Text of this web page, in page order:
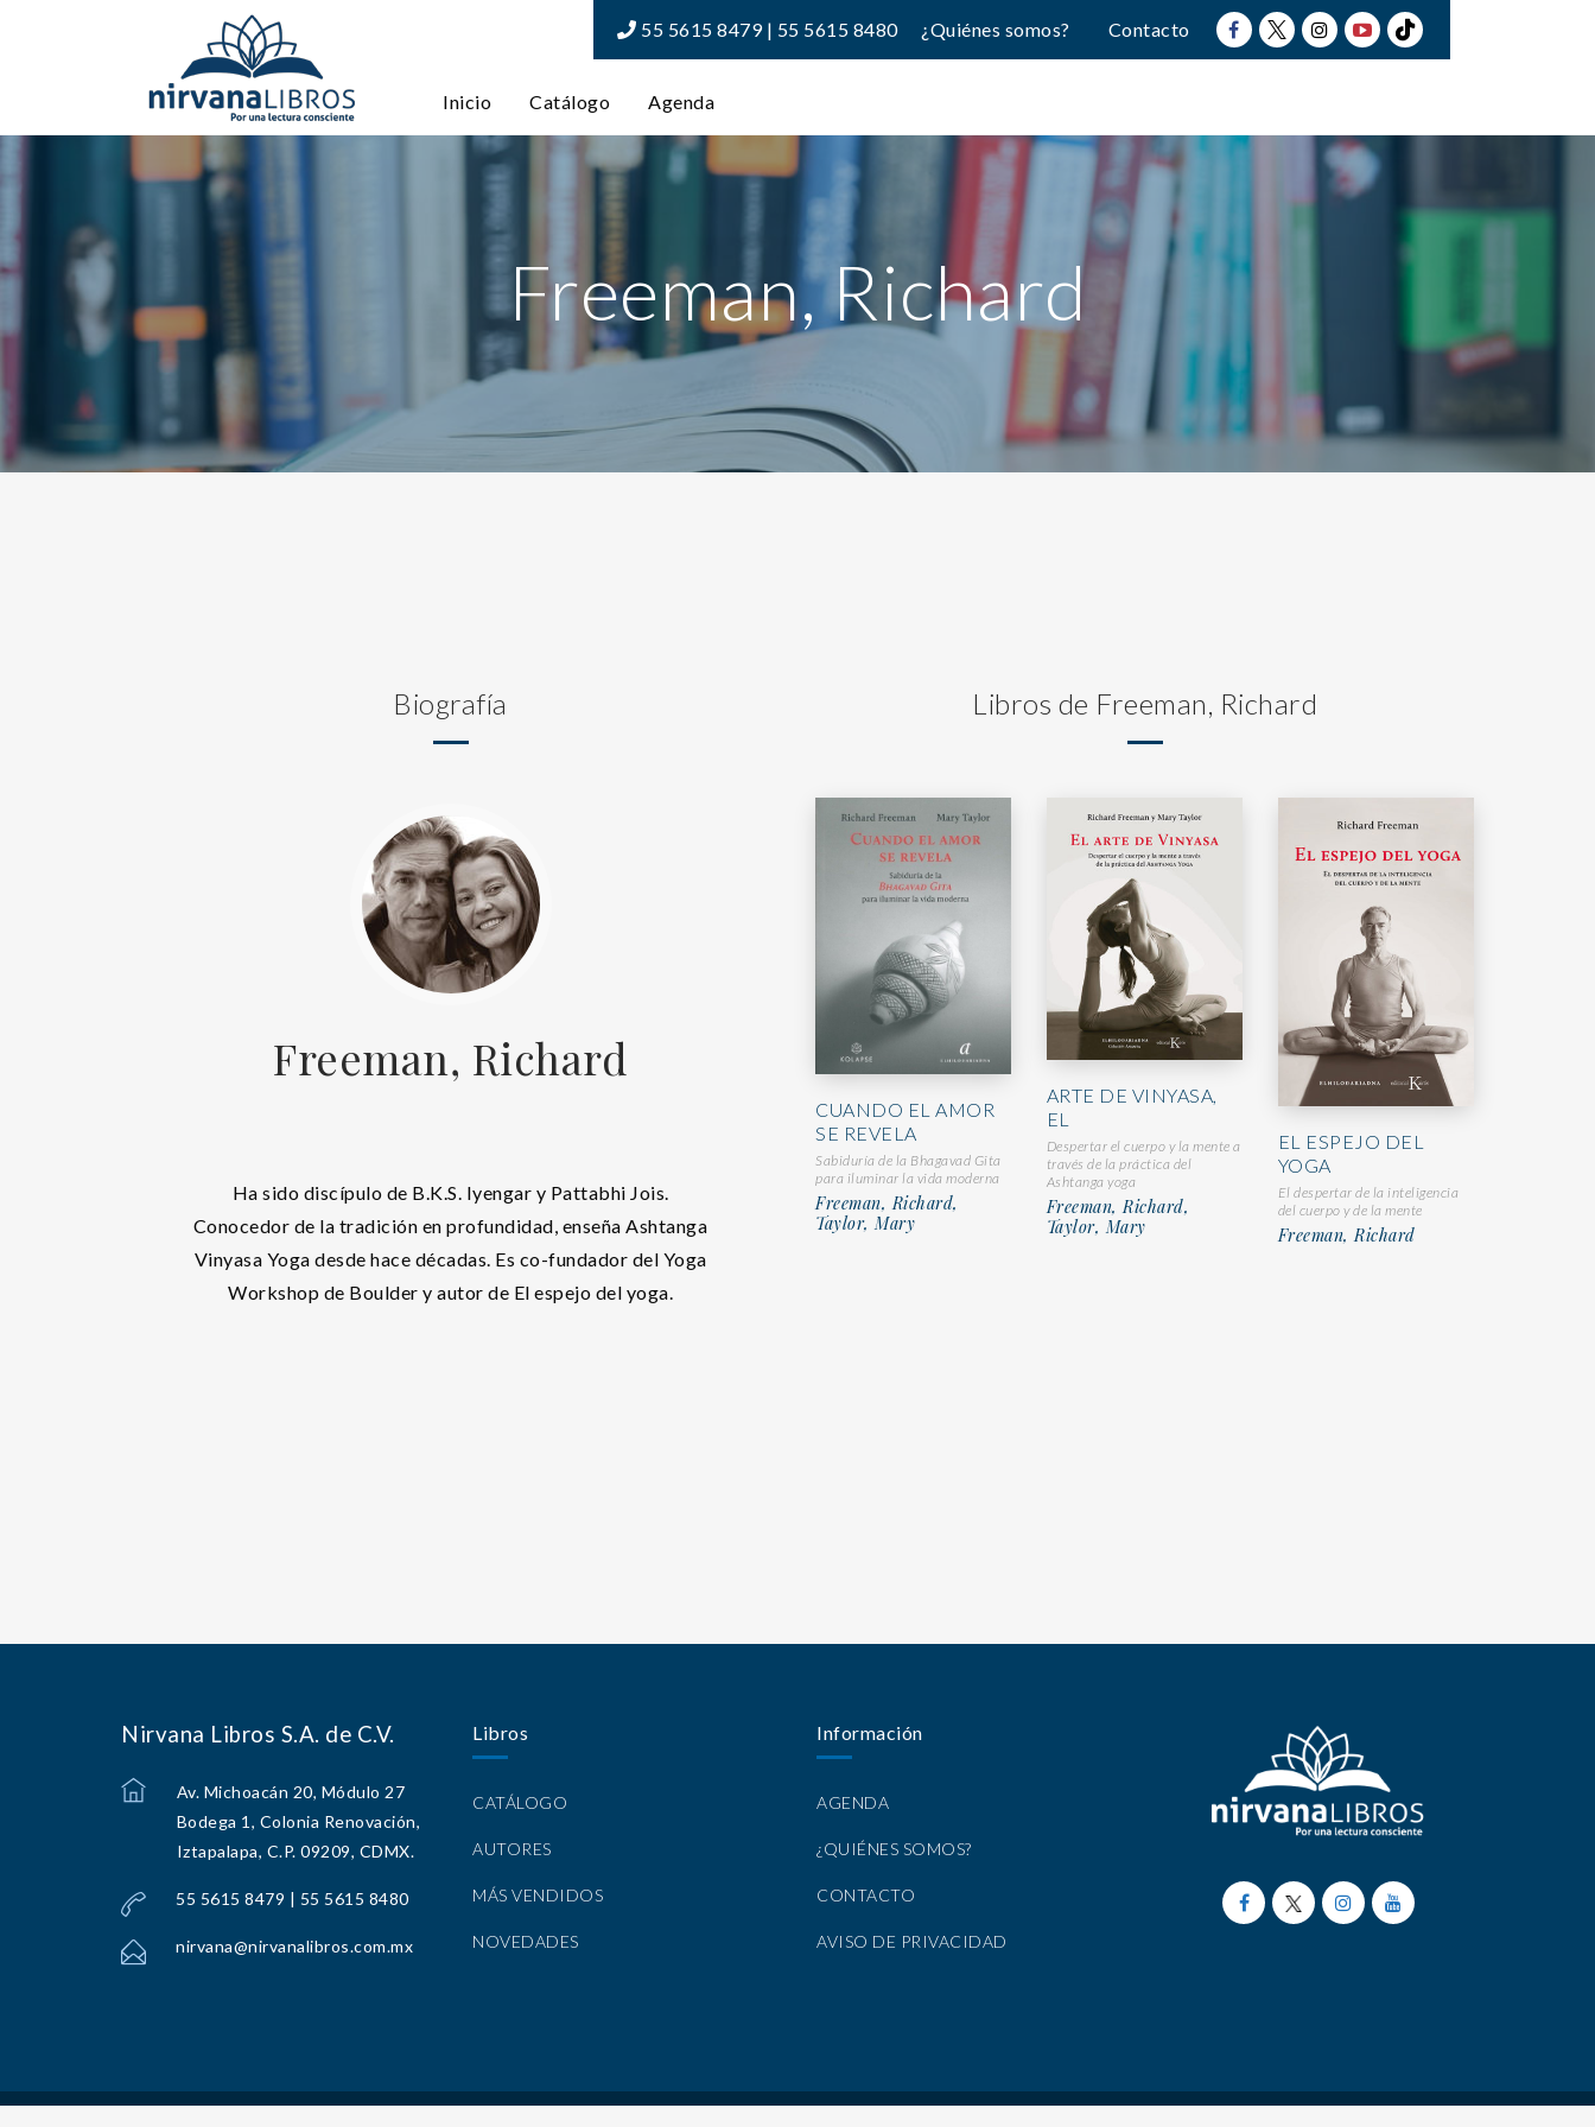
55 5615 8479 | 55 5615 8480 ¿Quiénes somos? Contacto
Inicio Catálogo Agenda
Freeman, Richard
Biografía
Freeman, Richard
Ha sido discípulo de B.K.S. Iyengar y Pattabhi Jois.
Conocedor de la tradición en profundidad, enseña Ashtanga
Vinyasa Yoga desde hace décadas. Es co-fundador del Yoga
Workshop de Boulder y autor de El espejo del yoga.
Libros de Freeman, Richard
CUANDO EL AMOR
SE REVELA
Sabiduría de la Bhagavad Gita
para iluminar la vida moderna
Freeman, Richard,
Taylor, Mary
ARTE DE VINYASA,
EL
Despertar el cuerpo y la mente a
través de la práctica del
Ashtanga yoga
Freeman, Richard,
Taylor, Mary
EL ESPEJO DEL
YOGA
El despertar de la inteligencia
del cuerpo y de la mente
Freeman, Richard
Nirvana Libros S.A. de C.V.
Av. Michoacán 20, Módulo 27
Bodega 1, Colonia Renovación,
Iztapalapa, C.P. 09209, CDMX.
55 5615 8479 | 55 5615 8480
nirvana@nirvanalibros.com.mx
Libros
CATÁLOGO
AUTORES
MÁS VENDIDOS
NOVEDADES
Información
AGENDA
¿QUIÉNES SOMOS?
CONTACTO
AVISO DE PRIVACIDAD